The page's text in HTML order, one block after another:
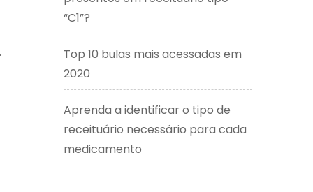
“C1”?
Top 10 bulas mais acessadas em
2020
Aprenda a identificar o tipo de
receituário necessário para cada
medicamento